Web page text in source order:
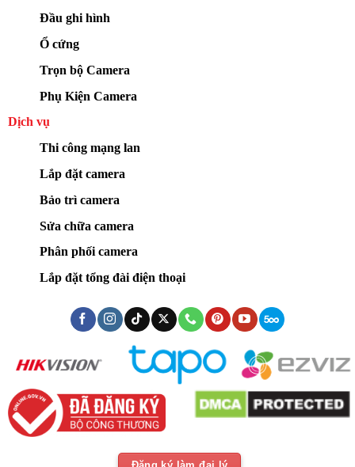
Đầu ghi hình
Ổ cứng
Trọn bộ Camera
Phụ Kiện Camera
Dịch vụ
Thi công mạng lan
Lắp đặt camera
Bảo trì camera
Sửa chữa camera
Phân phối camera
Lắp đặt tổng đài điện thoại